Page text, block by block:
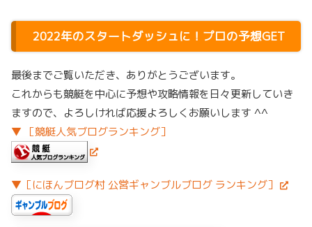
2022年のスタートダッシュに！プロの予想GET
最後までご覧いただき、ありがとうございます。
これからも競艇を中心に予想や攻略情報を日々更新していき
ますので、よろしければ応援よろしくお願いします ^^
▼ ［競艇人気ブログランキング］
▼［にほんブログ村 公営ギャンブルブログ ランキング］